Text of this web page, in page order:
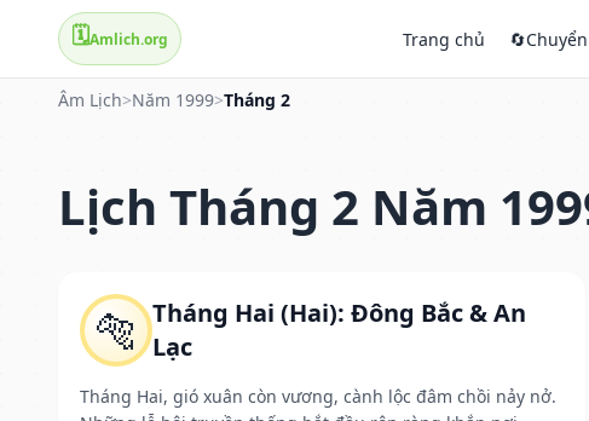
🗓️Amlich.org Trang chủ 🔄
Âm Lịch>Năm 1999>Tháng 2
Lịch Tháng 2 Năm
🐅 Tháng Hai (Hai): Đông Bắc & An
Lạc
Tháng Hai, gió xuân còn vương, cành lộc đâm chồi nảy nở.